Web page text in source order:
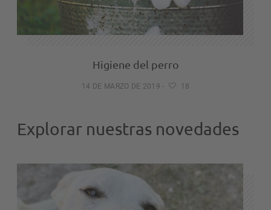
Higiene del perro
14 DE MARZO DE 2019 - 18
Explorar nuestras novedades